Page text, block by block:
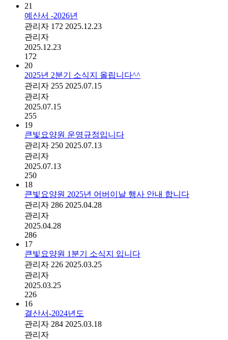
21
예산서 -2026년
관리자 172 2025.12.23
관리자
2025.12.23
172
20
2025년 2분기 소식지 올립니다^^
관리자 255 2025.07.15
관리자
2025.07.15
255
19
큰빛요양원 운영규정입니다
관리자 250 2025.07.13
관리자
2025.07.13
250
18
큰빛요양원 2025년 어버이날 행사 안내 합니다
관리자 286 2025.04.28
관리자
2025.04.28
286
17
큰빛요양원 1분기 소식지 입니다
관리자 226 2025.03.25
관리자
2025.03.25
226
16
결산서-2024년도
관리자 284 2025.03.18
관리자